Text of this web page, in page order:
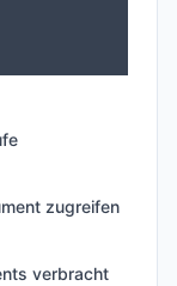
zugreifen
verbracht